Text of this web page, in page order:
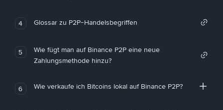
4 Glossar zu P2P-Handelsbegriffen
5
Wie fügt man auf Binance P2P eine neue
Zahlungsmethode hinzu?
6 Wie verkaufe ich Bitcoins lokal auf Binance P2P?